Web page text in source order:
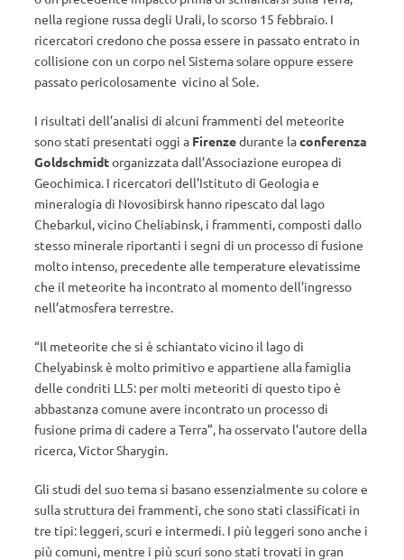
nella regione russa degli Urali, lo scorso 15 febbraio. I
ricercatori credono che possa essere in passato entrato in
collisione con un corpo nel Sistema solare oppure essere
passato pericolosamente vicino al Sole.
I risultati dell’analisi di alcuni frammenti del meteorite
sono stati presentati oggi a Firenzedurante laconferenza
Goldschmidtorganizzata dall’Associazione europea di
Geochimica. I ricercatori dell’Istituto di Geologia e
mineralogia di Novosibirsk hanno ripescato dal lago
Chebarkul, vicino Cheliabinsk, i frammenti, composti dallo
stesso minerale riportanti i segni di un processo di fusione
molto intenso, precedente alle temperature elevatissime
che il meteorite ha incontrato al momento dell’ingresso
nell’atmosfera terrestre.
“Il meteorite che si è schiantato vicino il lago di
Chelyabinsk è molto primitivo e appartiene alla famiglia
delle condriti LL5: per molti meteoriti di questo tipo è
abbastanza comune avere incontrato un processo di
fusione prima di cadere a Terra”, ha osservato l’autore della
ricerca, Victor Sharygin.
Gli studi del suo tema si basano essenzialmente su colore e
sulla struttura dei frammenti, che sono stati classificati in
tre tipi: leggeri, scuri e intermedi. I più leggeri sono anche i
più comuni, mentre i più scuri sono stati trovati in gran